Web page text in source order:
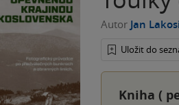
Autor Jan
Uložit do
Kniha (